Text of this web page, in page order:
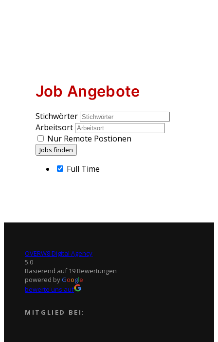
Job Angebote
Stichwörter
Arbeitsort
Nur Remote Postionen
Full Time
OVERW8 Digital Agency
5.0
Basierend auf 19 Bewertungen
powered byGoogle
bewerte uns auf
MITGLIED BEI: